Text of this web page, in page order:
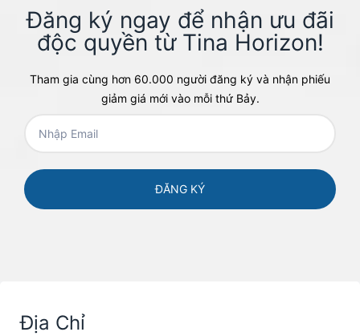
Đăng ký ngay để nhận ưu đãi
độc quyền từ Tina Horizon!​
Tham gia cùng hơn 60.000 người đăng ký và nhận phiếu
giảm giá mới vào mỗi thứ Bảy.
Địa Chỉ